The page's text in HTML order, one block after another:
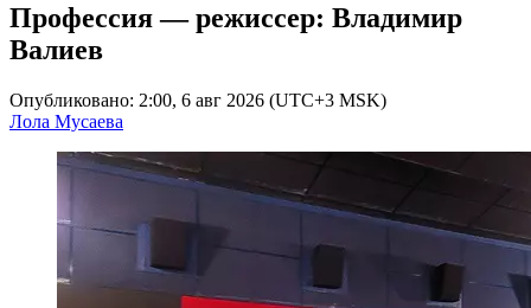
Профессия — режиссер: Владимир
Валиев
Опубликовано: 2:00, 6 авг 2026 (UTC+3 MSK)
Лола Мусаева